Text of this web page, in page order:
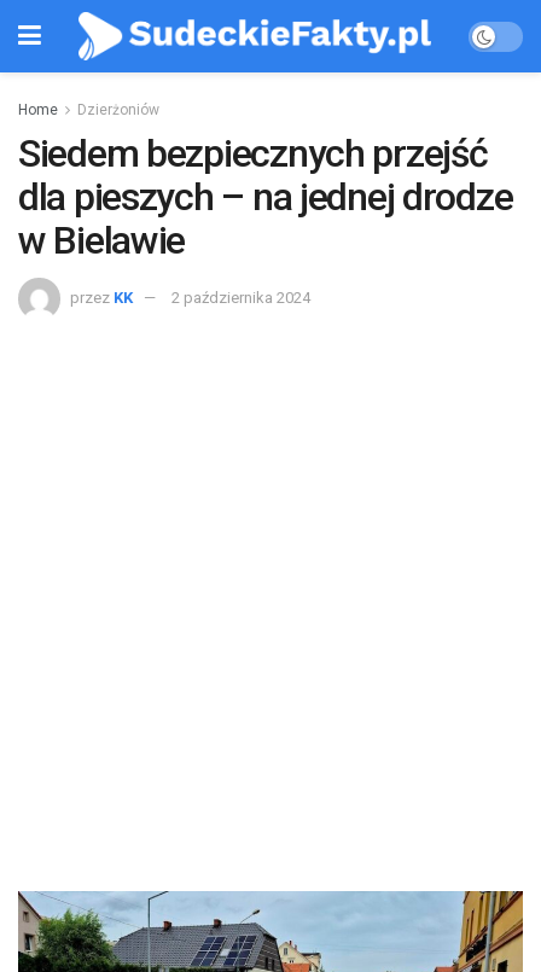
Home Dzierżoniów
Siedem bezpiecznych przejść
dla pieszych – na jednej drodze
w Bielawie
przez KK 2 października 2024